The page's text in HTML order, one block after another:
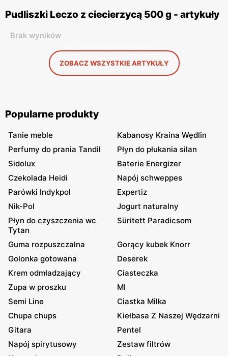
Pudliszki Leczo z ciecierzycą 500 g - artykuły
Brak wyników
ZOBACZ WSZYSTKIE ARTYKUŁY
Popularne produkty
Tanie meble
Kabanosy Kraina Wędlin
Perfumy do prania Tandil
Płyn do płukania silan
Sidolux
Baterie Energizer
Czekolada Heidi
Napój schweppes
Parówki Indykpol
Expertiz
Nik-Pol
Jogurt naturalny
Płyn do czyszczenia wc
Tytan
Süritett Paradicsom
Guma rozpuszczalna
Gorący kubek Knorr
Golonka gotowana
Deserek
Krem odmładzający
Ciasteczka
Zupa w proszku
MI
Semi Line
Ciastka Milka
Chupa chups
Kiełbasa Z Naszej Wędzarni
Gitara
Pentel
Napój spirytusowy
Zestaw filtrów